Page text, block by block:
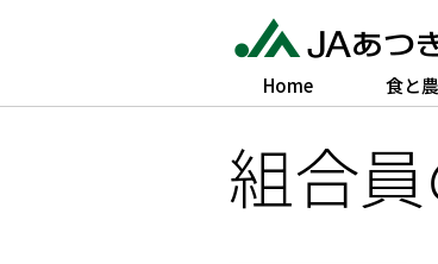
Home 食と農
組合